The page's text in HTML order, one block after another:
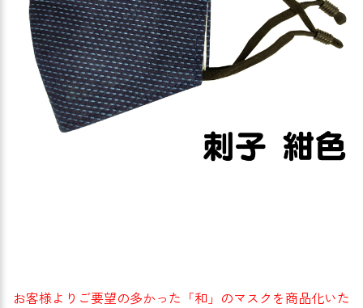
お客様よりご要望の多かった「和」のマスクを商品化いた